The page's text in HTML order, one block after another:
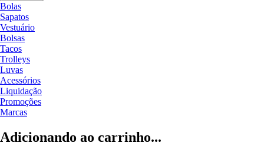
Bolas
Sapatos
Vestuário
Bolsas
Tacos
Trolleys
Luvas
Acessórios
Liquidação
Promoções
Marcas
Adicionando ao carrinho...